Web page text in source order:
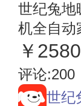
世纪兔地
机全自动
款
￥2580
评论:200
世纪